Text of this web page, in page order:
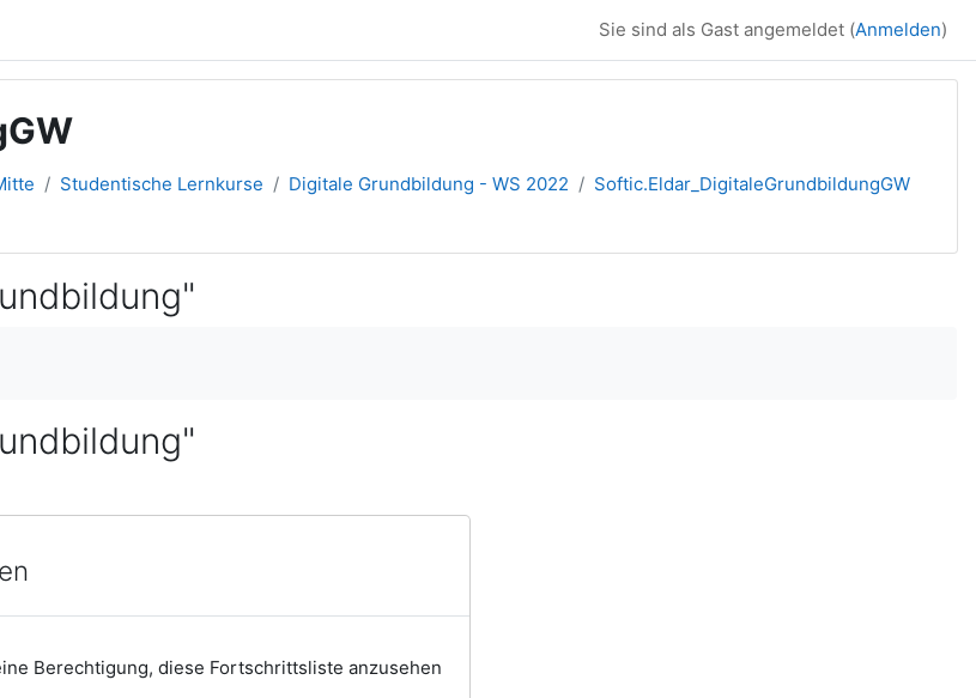
Sie sind als Gast angemeldet (Anmelden)
Studentische Lernkurse Digitale Grundbildung - WS 2022
Softic.Eldar_DigitaleGrundbildungGW
Berechtigung, diese Fortschrittsliste anzusehen